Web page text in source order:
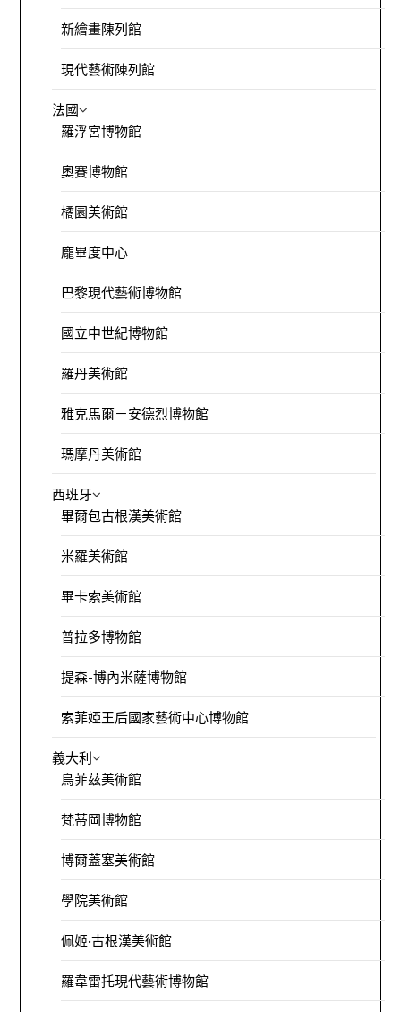
新繪畫陳列館
現代藝術陳列館
法國
羅浮宮博物館
奧賽博物館
橘園美術館
龐畢度中心
巴黎現代藝術博物館
國立中世紀博物館
羅丹美術館
雅克馬爾－安德烈博物館
瑪摩丹美術館
西班牙
畢爾包古根漢美術館
米羅美術館
畢卡索美術館
普拉多博物館
提森-博內米薩博物館
索菲婭王后國家藝術中心博物館
義大利
烏菲茲美術館
梵蒂岡博物館
博爾蓋塞美術館
學院美術館
佩姬·古根漢美術館
羅韋雷托現代藝術博物館